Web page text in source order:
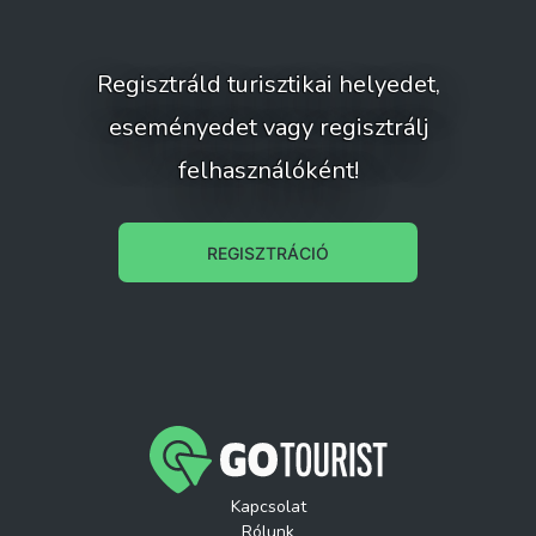
Regisztráld turisztikai helyedet,
eseményedet vagy regisztrálj
felhasználóként!
REGISZTRÁCIÓ
Kapcsolat